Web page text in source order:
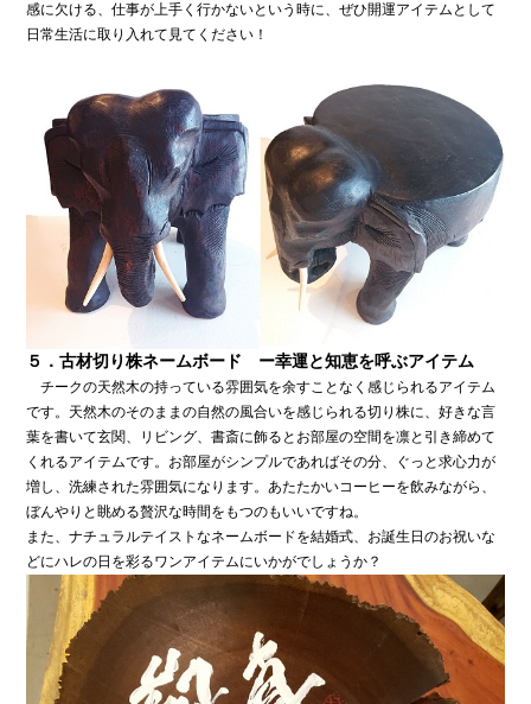
感に欠ける、仕事が上手く行かないという時に、ぜひ開運アイテムとして
日常生活に取り入れて見てください！
５．古材切り株ネームボード ー幸運と知恵を呼ぶアイテム
チークの天然木の持っている雰囲気を余すことなく感じられるアイテム
です。天然木のそのままの自然の風合いを感じられる切り株に、好きな言
葉を書いて玄関、リビング、書斎に飾るとお部屋の空間を凛と引き締めて
くれるアイテムです。お部屋がシンプルであればその分、ぐっと求心力が
増し、洗練された雰囲気になります。あたたかいコーヒーを飲みながら、
ぼんやりと眺める贅沢な時間をもつのもいいですね。
また、ナチュラルテイストなネームボードを結婚式、お誕生日のお祝いな
どにハレの日を彩るワンアイテムにいかがでしょうか？